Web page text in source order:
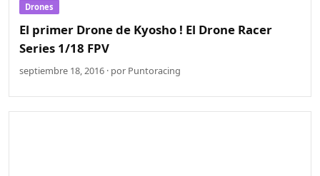
Drones
El primer Drone de Kyosho ! El Drone Racer
Series 1/18 FPV
septiembre 18, 2016 · por Puntoracing